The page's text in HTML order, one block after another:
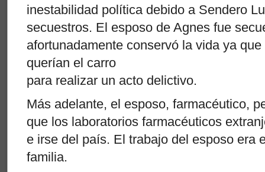
inestabilidad política debido a Sendero
secuestros. El esposo de Agnes fue
afortunadamente conservó la vida ya
querían el carro
para realizar un acto delictivo.
Más adelante, el esposo, farmacéutico,
que los laboratorios farmacéuticos
e irse del país. El trabajo del esposo era
familia.